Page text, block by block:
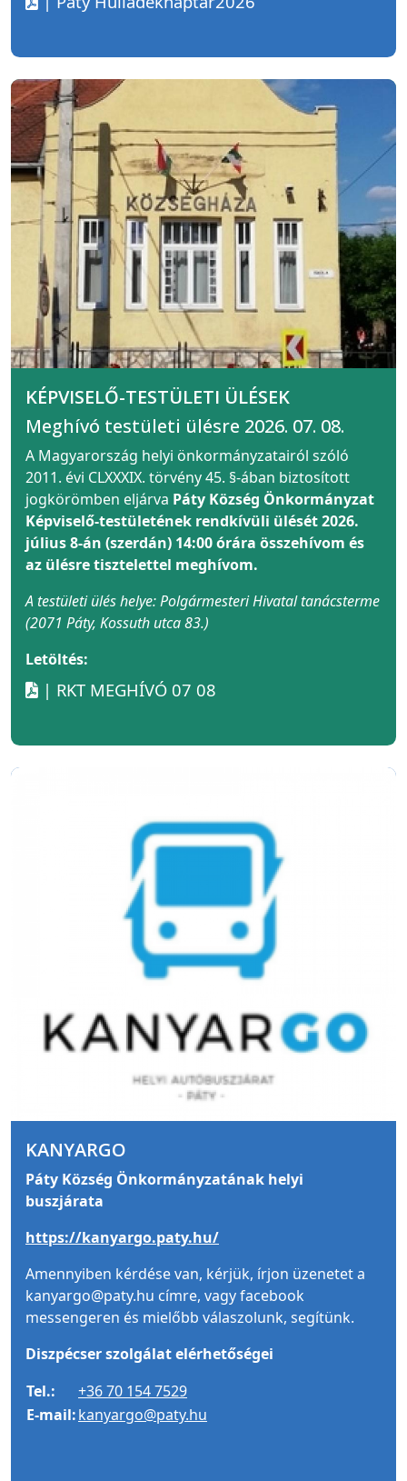
KÉPVISELŐ-TESTÜLETI ÜLÉSEK
Meghívó testületi ülésre 2026. 07. 08.
A Magyarország helyi önkormányzatairól szóló
2011. évi CLXXXIX. törvény 45. §-ában biztosított
jogkörömben eljárva Páty Község Önkormányzat
Képviselő-testületének rendkívüli ülését 2026.
július 8-án (szerdán) 14:00 órára összehívom és
az ülésre tisztelettel meghívom.
A testületi ülés helye: Polgármesteri Hivatal tanácsterme
(2071 Páty, Kossuth utca 83.)
Letöltés:
| RKT MEGHÍVÓ 07 08
KANYARGO
Páty Község Önkormányzatának helyi
buszjárata
https://kanyargo.paty.hu/
Amennyiben kérdése van, kérjük, írjon üzenetet a
kanyargo@paty.hu címre, vagy facebook
messengeren és mielőbb válaszolunk, segítünk.
Diszpécser szolgálat elérhetőségei
Tel.:
+36 70 154 7529
E-mail:kanyargo@paty.hu